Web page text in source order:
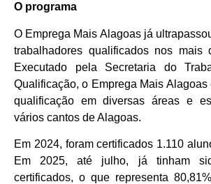
O programa
O Emprega Mais Alagoas já
trabalhadores qualificados nos mais
Executado pela Secretaria do
Qualificação, o Emprega Mais Alagoas
qualificação em diversas áreas e
vários cantos de Alagoas.
Em 2024, foram certificados 1.110
Em 2025, até julho, já tinham
certificados, o que representa